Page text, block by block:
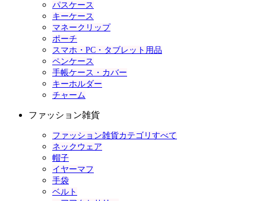
パスケース
キーケース
マネークリップ
ポーチ
スマホ・PC・タブレット用品
ペンケース
手帳ケース・カバー
キーホルダー
チャーム
ファッション雑貨
ファッション雑貨カテゴリすべて
ネックウェア
帽子
イヤーマフ
手袋
ベルト